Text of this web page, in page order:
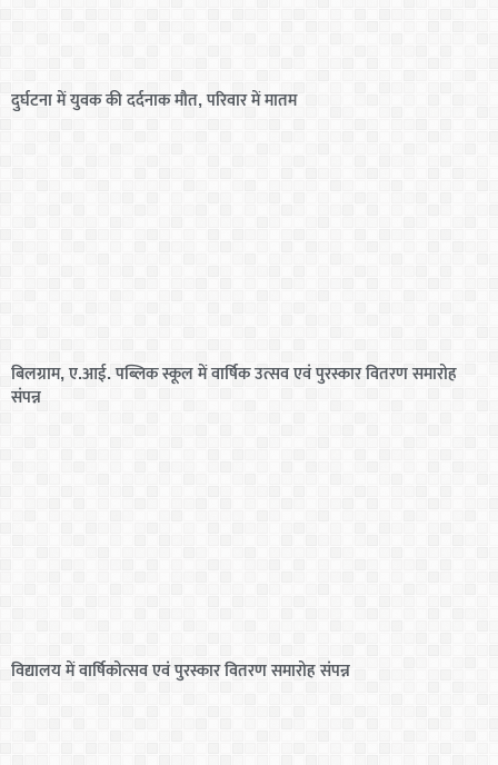
दुर्घटना में युवक की दर्दनाक मौत, परिवार में मातम
बिलग्राम, ए.आई. पब्लिक स्कूल में वार्षिक उत्सव एवं पुरस्कार वितरण समारोह
संपन्न
विद्यालय में वार्षिकोत्सव एवं पुरस्कार वितरण समारोह संपन्न